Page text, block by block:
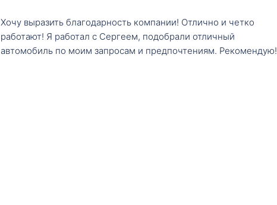
Хочу выразить благодарность компании! Отлично и четко
работают! Я работал с Сергеем, подобрали отличный
автомобиль по моим запросам и предпочтениям. Рекомендую!